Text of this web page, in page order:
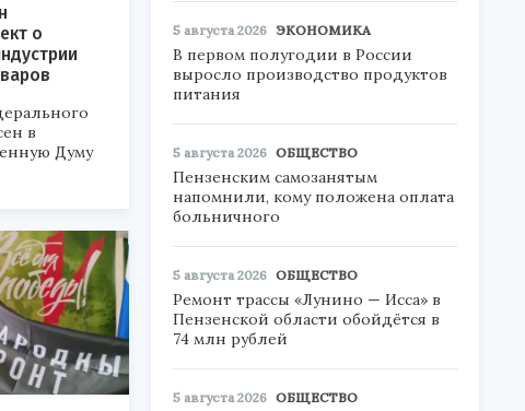
о
в
Думу
5 августа 2026 ЭКОНОМИКА
В первом полугодии в России
выросло производство продуктов
питания
5 августа 2026 ОБЩЕСТВО
Пензенским самозанятым
напомнили, кому положена оплата
больничного
5 августа 2026 ОБЩЕСТВО
Ремонт трассы «Лунино — Исса» в
Пензенской области обойдётся в
74 млн рублей
5 августа 2026 ОБЩЕСТВО